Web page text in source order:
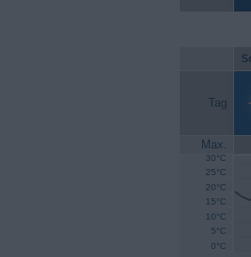
Tag
Max.
0°C
5°C
10°C
15°C
20°C
25°C
30°C